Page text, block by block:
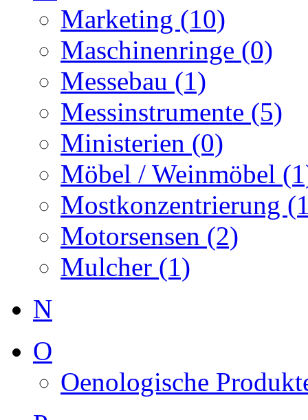
Marketing (10)
Maschinenringe (0)
Messebau (1)
Messinstrumente (5)
Ministerien (0)
Möbel / Weinmöbel
Mostkonzentrierung
Motorsensen (2)
Mulcher (1)
N
O
Oenologische